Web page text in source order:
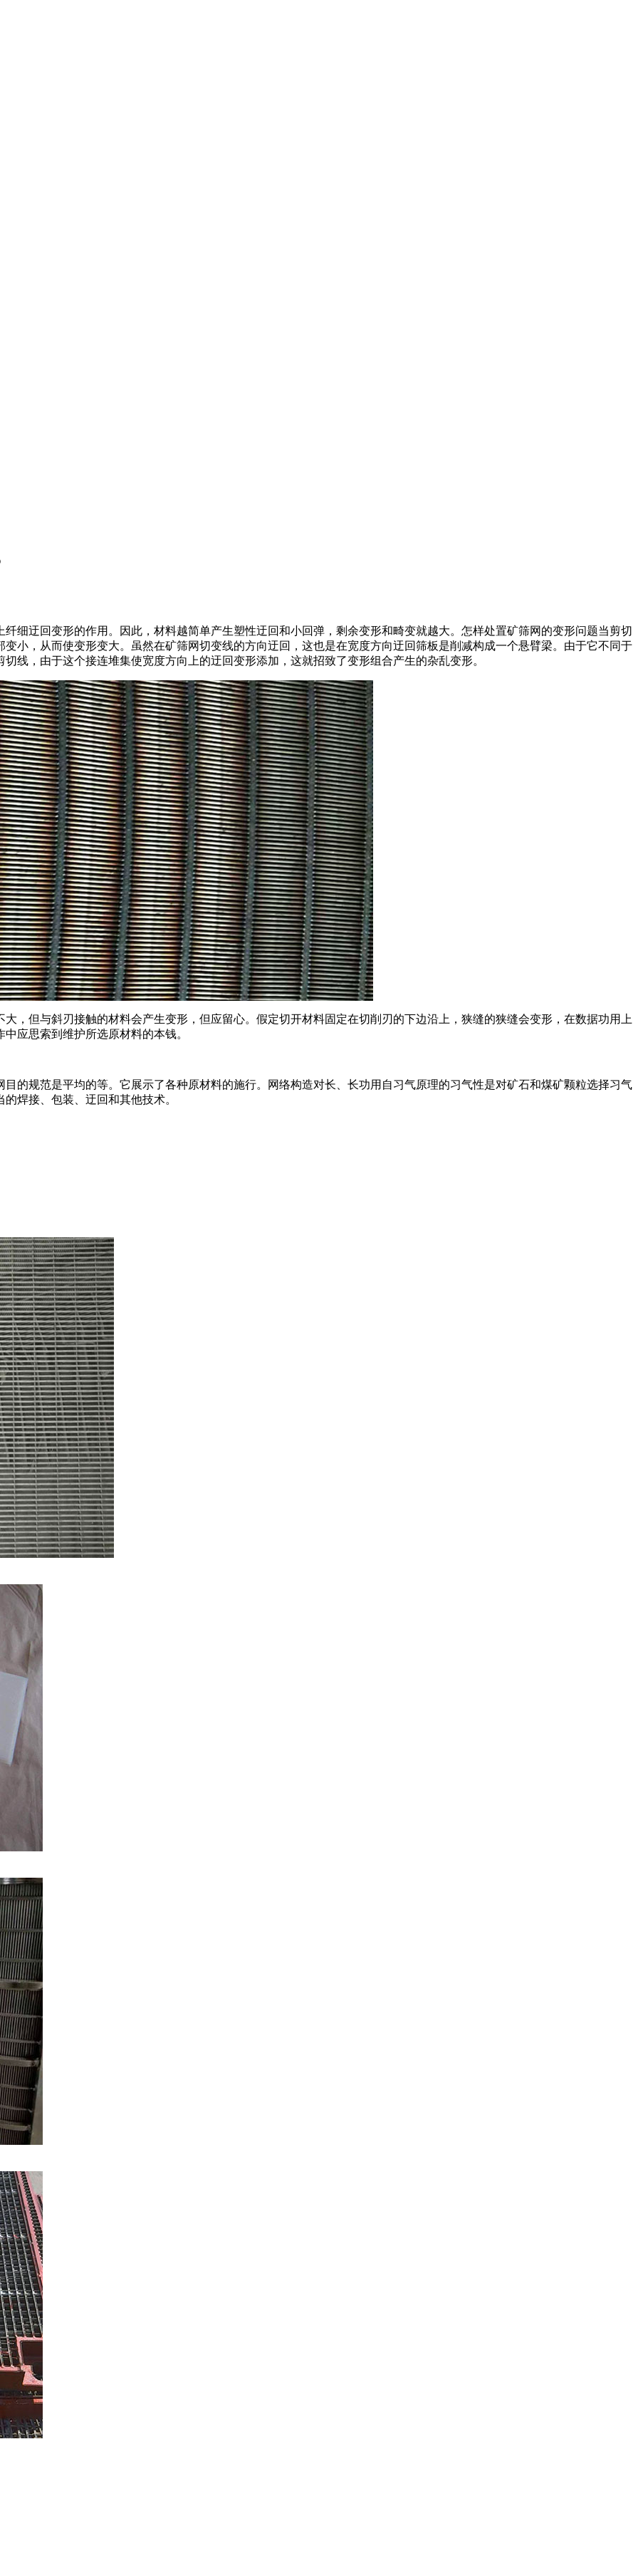
细迂回变形的作用。因此，材料越简单产生塑性迂回和小回弹，剩余变形和畸变就越大。怎样处置矿筛网的变形问题当剪切
小，从而使变形变大。虽然在矿筛网切变线的方向迂回，这也是在宽度方向迂回筛板是削减构成一个悬臂梁。由于它不同于
线，由于这个接连堆集使宽度方向上的迂回变形添加，这就招致了变形组合产生的杂乱变形。
但与斜刃接触的材料会产生变形，但应留心。假定切开材料固定在切削刃的下边沿上，狭缝的狭缝会变形，在数据功用上
应思索到维护所选原材料的本钱。
规范是平均的等。它展示了各种原材料的施行。网络构造对长、长功用自习气原理的习气性是对矿石和煤矿颗粒选择习气
焊接、包装、迂回和其他技术。